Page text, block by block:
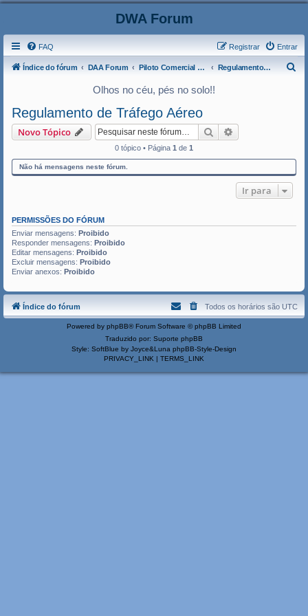
DWA Forum
FAQ Entrar
Registrar
Índice do fórum DAA Forum Piloto Comercial de Avião Regulamento de Tráfego Aéreo
Olhos no céu, pés no solo!!
Regulamento de Tráfego Aéreo
Novo Tópico Pesquisar
0 tópico • Página 1 de 1
Não há mensagens neste fórum.
Ir para
PERMISSÕES DO FÓRUM
Enviar mensagens: Proibido
Responder mensagens: Proibido
Editar mensagens: Proibido
Excluir mensagens: Proibido
Enviar anexos: Proibido
Índice do fórum Todos os horários são UTC
Powered by phpBB® Forum Software © phpBB Limited
Traduzido por: Suporte phpBB
Style: SoftBlue by Joyce&Luna phpBB-Style-Design
PRIVACY_LINK | TERMS_LINK